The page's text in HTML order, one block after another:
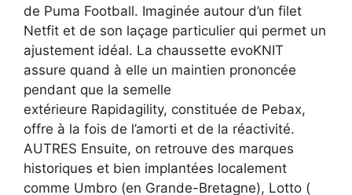
de Puma Football. Imaginée autour d’un filet
Netfit et de son laçage particulier qui permet un
ajustement idéal. La chaussette evoKNIT
assure quand à elle un maintien prononcée
pendant que la semelle
extérieure Rapidagility, constituée de Pebax,
offre à la fois de l’amorti et de la réactivité.
AUTRES Ensuite, on retrouve des marques
historiques et bien implantées localement
comme Umbro (en Grande-Bretagne), Lotto (